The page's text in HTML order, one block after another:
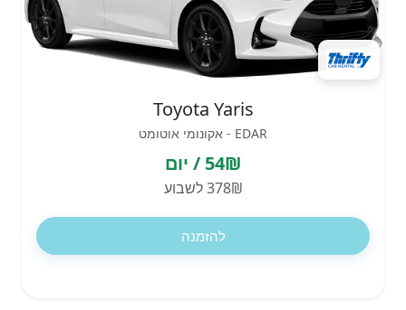
Toyota Yaris
EDAR - אקונומי אוטומט
54₪ / יום
378₪ לשבוע
להזמנה